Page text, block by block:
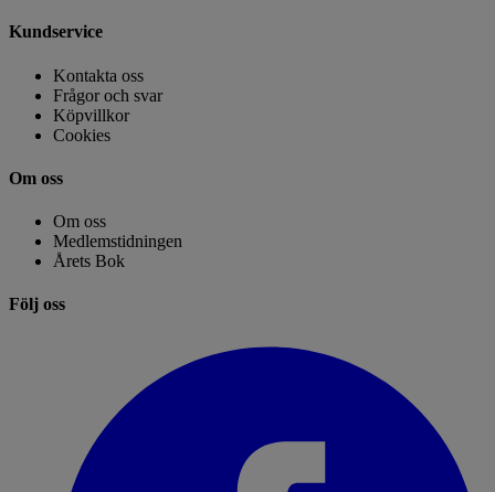
Kundservice
Kontakta oss
Frågor och svar
Köpvillkor
Cookies
Om oss
Om oss
Medlemstidningen
Årets Bok
Följ oss